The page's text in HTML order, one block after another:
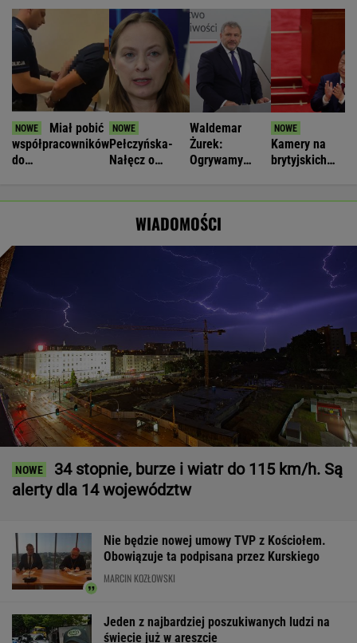
Miał pobić
współpracowników
do
Pełczyńska-
Nałęcz o
uwierzyć
Waldemar
Żurek:
Ogrywamy
Kamery na
brytyjskich
WIADOMOŚCI
34 stopnie, burze i wiatr do 115 km/h. Są
alerty dla 14 województw
Nie będzie nowej umowy TVP z Kościołem.
Obowiązuje ta podpisana przez Kurskiego
MARCIN KOZŁOWSKI
Jeden z najbardziej poszukiwanych ludzi na
świecie już w areszcie